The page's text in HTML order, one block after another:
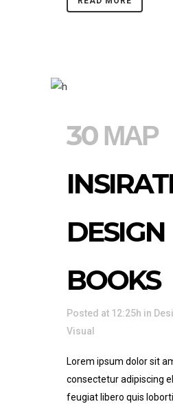
30 ΜΑΡ
DESIGN
BOOKS
Posted at 12:25h in
Visual
Lorem ipsum dolor sit
consectetur adipiscing
feugiat libero quis